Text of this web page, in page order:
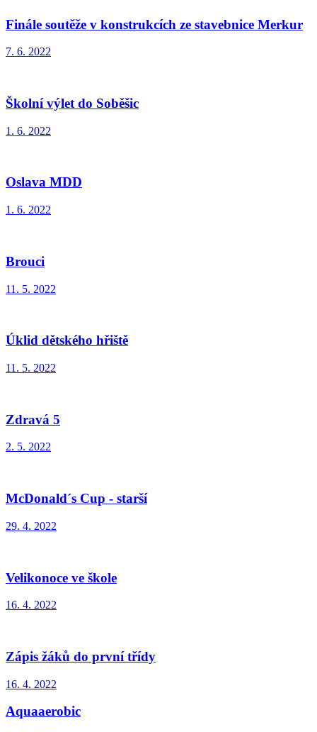
Finále soutěže v konstrukcích ze stavebnice Merkur
7. 6. 2022
Školní výlet do Soběšic
1. 6. 2022
Oslava MDD
1. 6. 2022
Brouci
11. 5. 2022
Úklid dětského hřiště
11. 5. 2022
Zdravá 5
2. 5. 2022
McDonald´s Cup - starší
29. 4. 2022
Velikonoce ve škole
16. 4. 2022
Zápis žáků do první třídy
16. 4. 2022
Aquaaerobic